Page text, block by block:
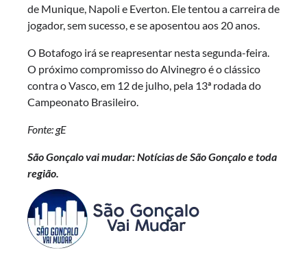
de Munique, Napoli e Everton. Ele tentou a carreira de
jogador, sem sucesso, e se aposentou aos 20 anos.
O Botafogo irá se reapresentar nesta segunda-feira.
O próximo compromisso do Alvinegro é o clássico
contra o Vasco, em 12 de julho, pela 13ª rodada do
Campeonato Brasileiro.
Fonte: gE
São Gonçalo vai mudar: Notícias de São Gonçalo e toda
região.